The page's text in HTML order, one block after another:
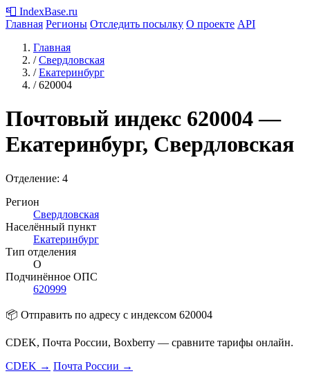
📮 IndexBase.ru
Главная Регионы Отследить посылку О проекте API
Главная
/ Свердловская
/ Екатеринбург
/ 620004
Почтовый индекс 620004 —
Екатеринбург, Свердловская
Отделение: 4
Регион
Свердловская
Населённый пункт
Екатеринбург
Тип отделения
О
Подчинённое ОПС
620999
📦 Отправить по адресу с индексом 620004
CDEK, Почта России, Boxberry — сравните тарифы онлайн.
CDEK → Почта России →